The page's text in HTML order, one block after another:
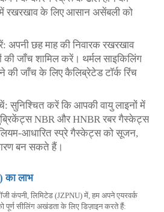
में रखरखाव के लिए आसान असेंबली को
अपनी छह माह की निवारक रखरखाव
जाँच शामिल करें। थर्मल साइकिलिंग
की जाँच के लिए कैलिब्रेटेड टॉर्क रिंच
सुनिश्चित करें कि आपकी वायु लाइनों में
NBR और HNBR रबर गैस्केट्स
आधारित स्प्रे गैस्केट्स को सूजन,
बन सकते हैं।
लाभ
कंपनी, लिमिटेड (JZPNU) में, हम अपने एयरवर्क
पूर्ण सीलिंग अखंडता के लिए डिज़ाइन करते हैं: